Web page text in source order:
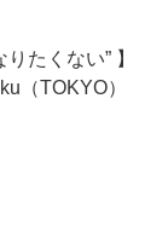
たくない” 】
（TOKYO）